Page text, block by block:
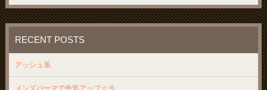
RECENT POSTS
アッシュ系
メンズパーマで色気アップ☆彡